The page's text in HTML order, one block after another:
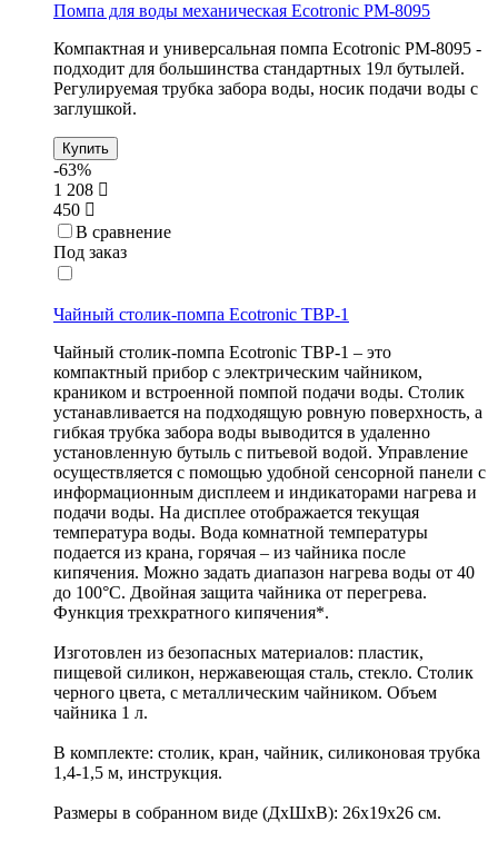
Помпа для воды механическая Ecotronic PM-8095
Компактная и универсальная помпа Ecotronic PM-8095 -
подходит для большинства стандартных 19л бутылей.
Регулируемая трубка забора воды, носик подачи воды с
заглушкой.
Купить
-63%
1 208
450
В сравнение
Под заказ
Чайный столик-помпа Ecotronic TBP-1
Чайный столик-помпа Ecotronic TBP-1 – это
компактный прибор с электрическим чайником,
краником и встроенной помпой подачи воды. Столик
устанавливается на подходящую ровную поверхность, а
гибкая трубка забора воды выводится в удаленно
установленную бутыль с питьевой водой. Управление
осуществляется с помощью удобной сенсорной панели с
информационным дисплеем и индикаторами нагрева и
подачи воды. На дисплее отображается текущая
температура воды. Вода комнатной температуры
подается из крана, горячая – из чайника после
кипячения. Можно задать диапазон нагрева воды от 40
до 100°С. Двойная защита чайника от перегрева.
Функция трехкратного кипячения*.
Изготовлен из безопасных материалов: пластик,
пищевой силикон, нержавеющая сталь, стекло. Столик
черного цвета, с металлическим чайником. Объем
чайника 1 л.
В комплекте: столик, кран, чайник, силиконовая трубка
1,4-1,5 м, инструкция.
Размеры в собранном виде (ДхШхВ): 26x19x26 см.